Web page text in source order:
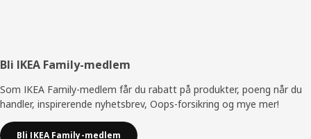
Bunntekst
Bli IKEA Family-medlem
Som IKEA Family-medlem får du rabatt på produkter, poeng når du
handler, inspirerende nyhetsbrev, Oops-forsikring og mye mer!
Bli IKEA Family-medlem